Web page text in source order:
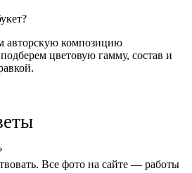
авторскую композицию
цветовую гамму, состав и
Все фото на сайте — работы